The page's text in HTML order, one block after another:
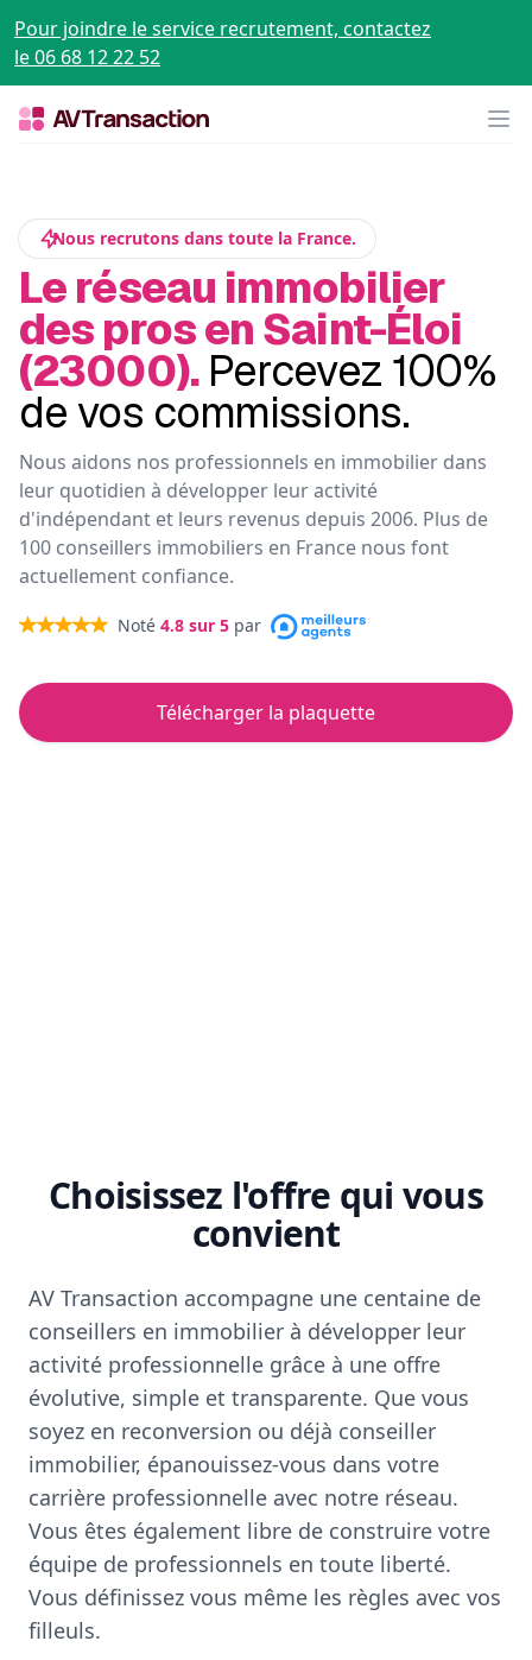
Pour joindre le service recrutement, contactez
le 06 68 12 22 52
Nous recrutons dans toute la France.
Le réseau immobilier
des pros en Saint-Éloi
(23000). Percevez 100%
de vos commissions.
Nous aidons nos professionnels en immobilier dans
leur quotidien à développer leur activité
d'indépendant et leurs revenus depuis 2006. Plus de
100 conseillers immobiliers en France nous font
actuellement confiance.
Noté 4.8 sur 5 par
Télécharger la plaquette
Choisissez l'offre qui vous
convient
AV Transaction accompagne une centaine de
conseillers en immobilier à développer leur
activité professionnelle grâce à une offre
évolutive, simple et transparente. Que vous
soyez en reconversion ou déjà conseiller
immobilier, épanouissez-vous dans votre
carrière professionnelle avec notre réseau.
Vous êtes également libre de construire votre
équipe de professionnels en toute liberté.
Vous définissez vous même les règles avec vos
filleuls.